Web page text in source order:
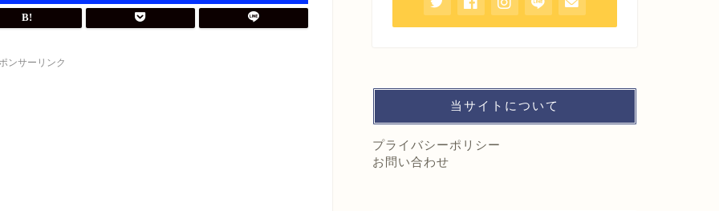
ンサーリンク
当サイトについて
プライバシーポリシー
お問い合わせ